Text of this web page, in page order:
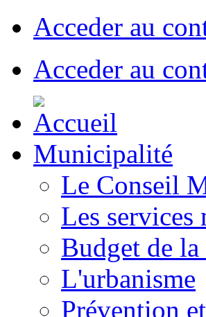
Acceder au
Acceder au
Municipalité
Le Conseil
Les
Budget de
L'urbanisme
Prévention